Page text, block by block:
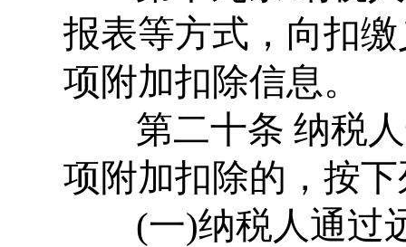
报表等方式，向扣
项附加扣除信息。
第二十条 纳税
项附加扣除的，按
(一)纳税人通过